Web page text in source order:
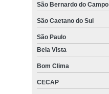
São Bernardo do Campo
São Caetano do Sul
São Paulo
Bela Vista
Bom Clima
CECAP